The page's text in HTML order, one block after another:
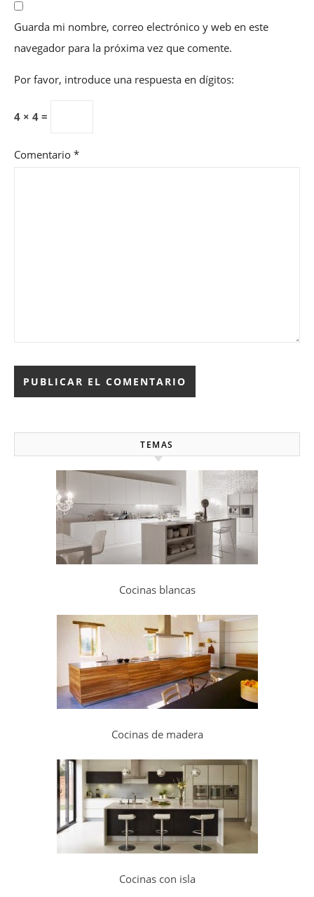
Guarda mi nombre, correo electrónico y web en este
navegador para la próxima vez que comente.
Por favor, introduce una respuesta en dígitos:
4 × 4 =
Comentario *
TEMAS
Cocinas blancas
Cocinas de madera
Cocinas con isla